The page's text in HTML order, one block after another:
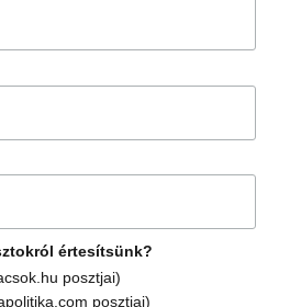
értesítsünk?
posztjai)
posztjai)